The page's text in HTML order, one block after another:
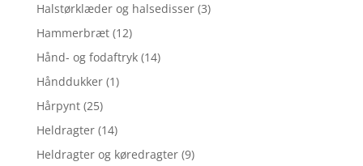
Halstørklæder og halsedisser (3)
Hammerbræt (12)
Hånd- og fodaftryk (14)
Hånddukker (1)
Hårpynt (25)
Heldragter (14)
Heldragter og køredragter (9)